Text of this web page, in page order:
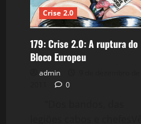
Crise 2.0
179: Crise 2.0: A ruptura do
Bloco Europeu
admin
0